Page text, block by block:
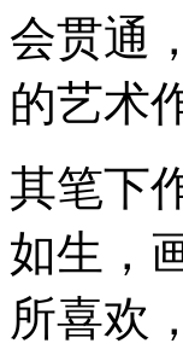
会贯通
的艺术
其笔下
如生，
所喜欢